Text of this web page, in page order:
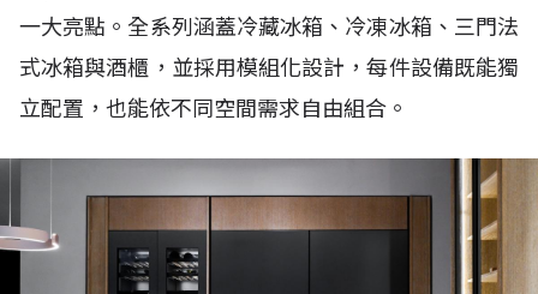
一大亮點。全系列涵蓋冷藏冰箱、冷凍冰箱、三門法
式冰箱與酒櫃，並採用模組化設計，每件設備既能獨
立配置，也能依不同空間需求自由組合。